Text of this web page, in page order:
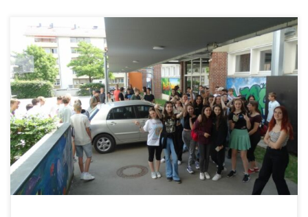
Gegen Ende des Schuljahres 2022/23 fand ein Schüleraustausch in
Deutschland statt. Beteiligt waren sowohl Schüler der neunten und
zehnten Klassenstufe des Humboldt- Gymnasium Ulms, als auch
eine neunte Klassen des Galabov Gymnasiums aus Bulgarien. Das
erste Kennenlernen mit den bulgarischen Schülern fand via
Videokonferenzen im Voraus statt. Zudem hat jeder […]